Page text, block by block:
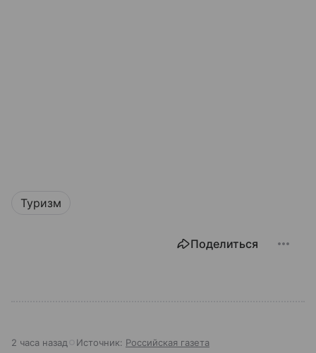
Туризм
Поделиться
2 часа назад Источник: Российская газета